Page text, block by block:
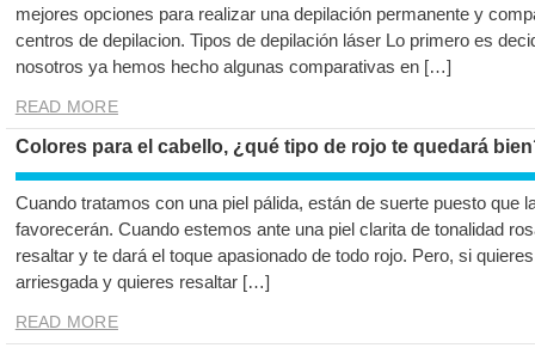
mejores opciones para realizar una depilación permanente y
centros de depilacion. Tipos de depilación láser Lo primero es
nosotros ya hemos hecho algunas comparativas en […]
READ MORE
Colores para el cabello, ¿qué tipo de rojo te quedará
Cuando tratamos con una piel pálida, están de suerte puesto que
favorecerán. Cuando estemos ante una piel clarita de tonalidad
resaltar y te dará el toque apasionado de todo rojo. Pero, si
arriesgada y quieres resaltar […]
READ MORE